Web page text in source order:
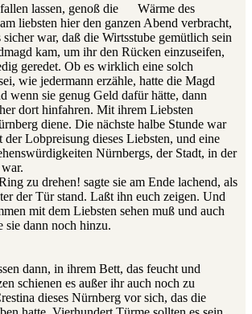
lassen, genoß die
Wärme des
liebsten hier den ganzen Abend verbracht,
war, daß die Wirtsstube gemütlich sein
kam, um ihr den Rücken einzuseifen,
geredet. Ob es wirklich eine solch
wie jedermann erzähle, hatte die Magd
wenn sie genug Geld dafür hätte, dann
dort hinfahren. Mit ihrem Liebsten
diene. Die nächste halbe Stunde war
der Lobpreisung dieses Liebsten, und eine
Nürnbergs, der Stadt, in der
zu drehen! sagte sie am Ende lachend, als
der Tür stand. Laßt ihn euch zeigen. Und
mit dem Liebsten sehen muß und auch
sie dann noch hinzu.
dann, in ihrem Bett, das feucht und
schienen es außer ihr auch noch zu
dieses Nürnberg vor sich, das die